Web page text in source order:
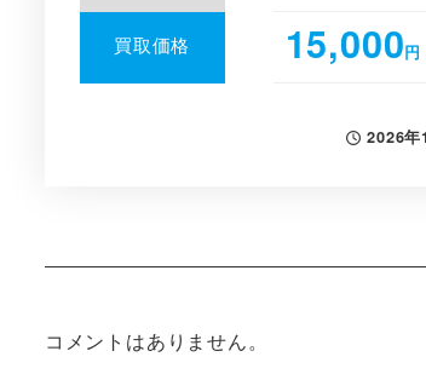
買取価格 15,000円
投稿日
2026年
コメントはありません。